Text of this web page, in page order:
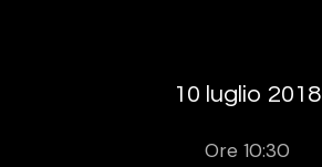
10 luglio 2018
Ore 10:30